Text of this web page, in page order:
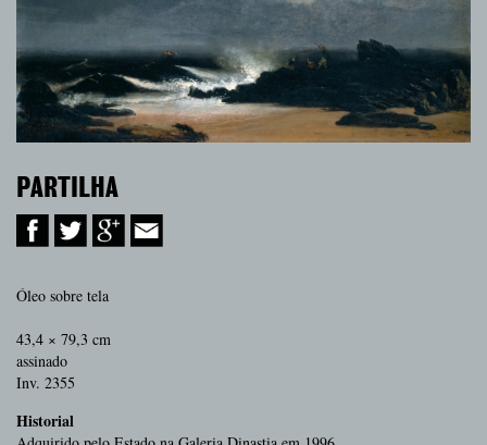
PARTILHA
Óleo sobre tela
43,4 × 79,3 cm
assinado
Inv. 2355
Historial